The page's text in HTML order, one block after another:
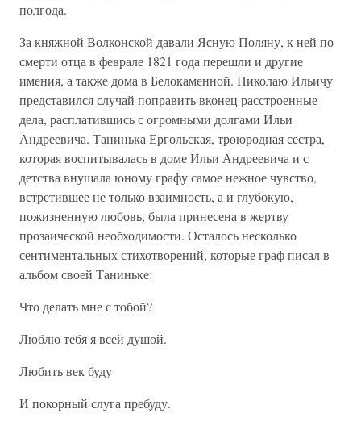
полгода.
За княжной Волконской давали Ясную Поляну, к ней по
смерти отца в феврале 1821 года перешли и другие
имения, а также дома в Белокаменной. Николаю Ильичу
представился случай поправить вконец расстроенные
дела, расплатившись с огромными долгами Ильи
Андреевича. Танинька Ергольская, троюродная сестра,
которая воспитывалась в доме Ильи Андреевича и с
детства внушала юному графу самое нежное чувство,
встретившее не только взаимность, а и глубокую,
пожизненную любовь, была принесена в жертву
прозаической необходимости. Осталось несколько
сентиментальных стихотворений, которые граф писал в
альбом своей Таниньке:
Что делать мне с тобой?
Люблю тебя я всей душой.
Любить век буду
И покорный слуга пребуду.